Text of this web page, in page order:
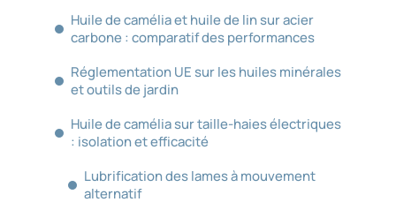
Huile de camélia et huile de lin sur acier
carbone : comparatif des performances
Réglementation UE sur les huiles minérales
et outils de jardin
Huile de camélia sur taille-haies électriques
: isolation et efficacité
Lubrification des lames à mouvement
alternatif